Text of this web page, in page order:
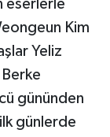
eserlerle
Kim
Yeliz
gününden
günlerde